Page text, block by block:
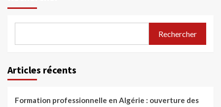
Rechercher
Articles récents
Formation professionnelle en Algérie : ouverture des